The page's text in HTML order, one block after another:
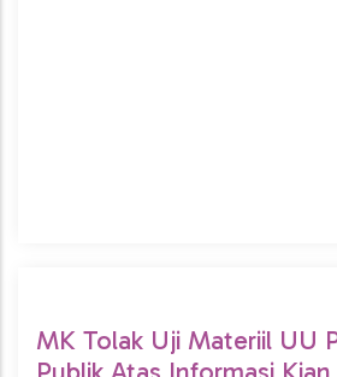
MK Tolak Uji Materiil UU